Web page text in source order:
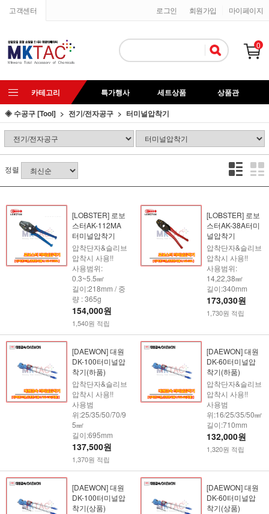
고객센터 마이페이지
회원가입
로그인
0
카테고리 특가행사 세트상품
상품관
◈ 수공구 [Tool]
전기/전자공구 터미널압착기
정렬
[LOBSTER] 로보
스터AK-112MA
터미널압착기
압착단자&슬리브
압착시 사용!!
사용범위:
0.3~5.5㎟
길이:218mm / 중
량 : 365g
154,000원
1,540원 적립
[LOBSTER] 로보
스터AK-38A터미
널압착기
압착단자&슬리브
압착시 사용!!
사용범위:
14,22,38㎟
길이:340mm
173,030원
1,730원 적립
[DAEWON] 대원
DK-100터미널압
착기(하품)
압착단자&슬리브
압착시 사용!!
사용범
위:25/35/50/70/9
5㎟
길이:695mm
137,500원
1,370원 적립
[DAEWON] 대원
DK-60터미널압
착기(하품)
압착단자&슬리브
압착시 사용!!
사용범
위:16/25/35/50㎟
길이:710mm
132,000원
1,320원 적립
[DAEWON] 대원
DK-100터미널압
착기(상품)
[DAEWON] 대원
DK-60터미널압
착기(상품)